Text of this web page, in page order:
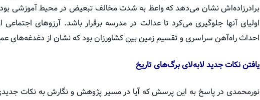
برادرزاده‌اش نشان می‌دهد که واعظ به شدت مخالف تبعیض در محیط آموزشی بود
اولیای آنها جلوگیری می‌کرد تا عدالت در مدرسه برقرار باشد. آرزوهای
احداث راه‌آهن سراسری و تقسیم زمین بین کشاورزان بود که نشان از دغدغه‌های
یافتن نکات جدید لابه‌لای برگ‌های تاریخ
نورمحمدی در پاسخ به این پرسش که آیا در مسیر پژوهش و نگارش به نکات